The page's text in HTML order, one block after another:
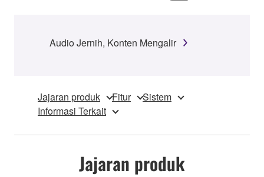
Audio Jernih, Konten Mengalir
Jajaran produk Fitur
Sistem
Informasi Terkait
Jajaran produk